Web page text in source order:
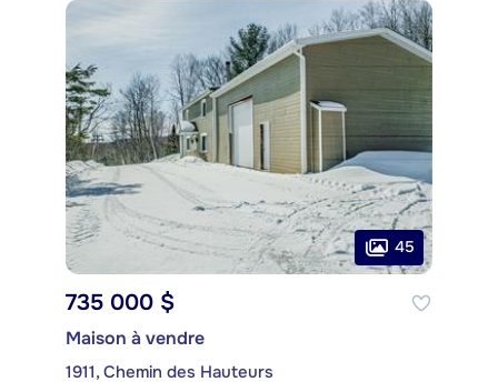
45
735 000 $
Maison à vendre
1911, Chemin des Hauteurs